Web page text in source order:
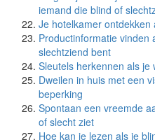
iemand die blind of
Je hotelkamer
Productinformatie vinden
slechtziend bent
Sleutels herkennen als je
Dweilen in huis met een
beperking
Spontaan een vreemde
of slecht ziet
Hoe kan je lezen als je